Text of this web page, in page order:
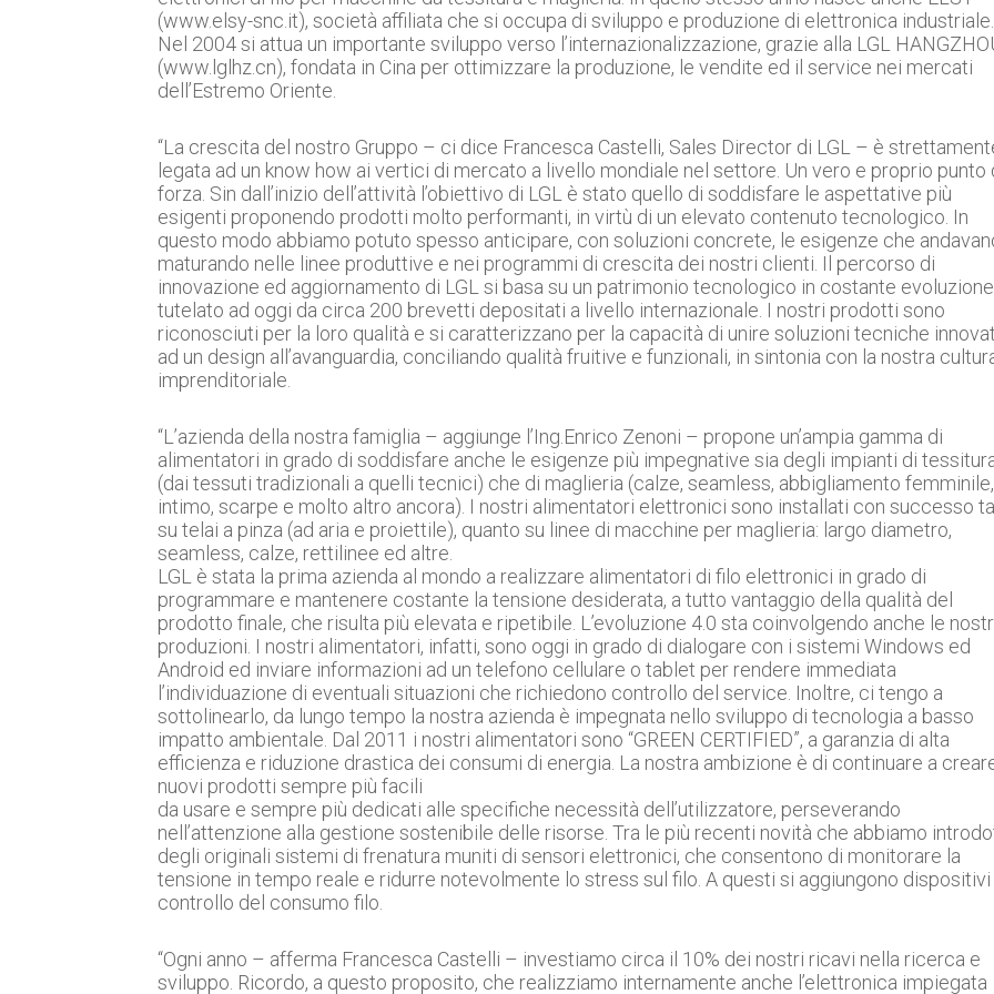
(www.elsy-snc.it), società affiliata che si occupa di sviluppo e produzione di elettronica industriale.
Nel 2004 si attua un importante sviluppo verso l’internazionalizzazione, grazie alla LGL
(www.lglhz.cn), fondata in Cina per ottimizzare la produzione, le vendite ed il service nei mercati
dell’Estremo Oriente.
“La crescita del nostro Gruppo – ci dice Francesca Castelli, Sales Director di LGL – è
legata ad un know how ai vertici di mercato a livello mondiale nel settore. Un vero e proprio punto
forza. Sin dall’inizio dell’attività l’obiettivo di LGL è stato quello di soddisfare le aspettative più
esigenti proponendo prodotti molto performanti, in virtù di un elevato contenuto tecnologico. In
questo modo abbiamo potuto spesso anticipare, con soluzioni concrete, le esigenze che
maturando nelle linee produttive e nei programmi di crescita dei nostri clienti. Il percorso di
innovazione ed aggiornamento di LGL si basa su un patrimonio tecnologico in costante
tutelato ad oggi da circa 200 brevetti depositati a livello internazionale. I nostri prodotti sono
riconosciuti per la loro qualità e si caratterizzano per la capacità di unire soluzioni tecniche
ad un design all’avanguardia, conciliando qualità fruitive e funzionali, in sintonia con la nostra
imprenditoriale.
“L’azienda della nostra famiglia – aggiunge l’Ing.Enrico Zenoni – propone un’ampia gamma di
alimentatori in grado di soddisfare anche le esigenze più impegnative sia degli impianti di
(dai tessuti tradizionali a quelli tecnici) che di maglieria (calze, seamless, abbigliamento femminile,
intimo, scarpe e molto altro ancora). I nostri alimentatori elettronici sono installati con successo
su telai a pinza (ad aria e proiettile), quanto su linee di macchine per maglieria: largo diametro,
seamless, calze, rettilinee ed altre.
LGL è stata la prima azienda al mondo a realizzare alimentatori di filo elettronici in grado di
programmare e mantenere costante la tensione desiderata, a tutto vantaggio della qualità del
prodotto finale, che risulta più elevata e ripetibile. L’evoluzione 4.0 sta coinvolgendo anche le
produzioni. I nostri alimentatori, infatti, sono oggi in grado di dialogare con i sistemi Windows ed
Android ed inviare informazioni ad un telefono cellulare o tablet per rendere immediata
l’individuazione di eventuali situazioni che richiedono controllo del service. Inoltre, ci tengo a
sottolinearlo, da lungo tempo la nostra azienda è impegnata nello sviluppo di tecnologia a basso
impatto ambientale. Dal 2011 i nostri alimentatori sono “GREEN CERTIFIED”, a garanzia di alta
efficienza e riduzione drastica dei consumi di energia. La nostra ambizione è di continuare a
nuovi prodotti sempre più facili
da usare e sempre più dedicati alle specifiche necessità dell’utilizzatore, perseverando
nell’attenzione alla gestione sostenibile delle risorse. Tra le più recenti novità che abbiamo
degli originali sistemi di frenatura muniti di sensori elettronici, che consentono di monitorare la
tensione in tempo reale e ridurre notevolmente lo stress sul filo. A questi si aggiungono dispositivi
controllo del consumo filo.
“Ogni anno – afferma Francesca Castelli – investiamo circa il 10% dei nostri ricavi nella ricerca e
sviluppo. Ricordo, a questo proposito, che realizziamo internamente anche l’elettronica impiegata